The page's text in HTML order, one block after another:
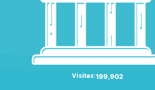
Visitas:199,902